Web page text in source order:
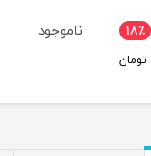
18٪
تومان
ناموجود